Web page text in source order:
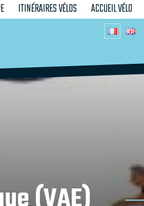
ITINÉRAIRES VÉLOS ACCUEIL VÉLO